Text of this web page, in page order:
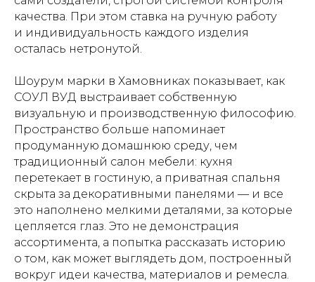
качества. При этом ставка на ручную работу
и индивидуальность каждого изделия
осталась нетронутой.
Шоурум марки в Хамовниках показывает, как
СОУЛ ВУД выстраивает собственную
визуальную и производственную философию.
Пространство больше напоминает
продуманную домашнюю среду, чем
традиционный салон мебели: кухня
перетекает в гостиную, а приватная спальня
скрыта за декоративными панелями — и все
это наполнено мелкими деталями, за которые
цепляется глаз. Это не демонстрация
ассортимента, а попытка рассказать историю
о том, как может выглядеть дом, построенный
вокруг идеи качества, материалов и ремесла.